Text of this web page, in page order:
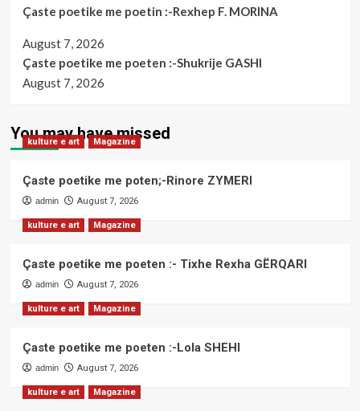
Çaste poetike me poetin :-Rexhep F. MORINA
August 7, 2026
Çaste poetike me poeten :-Shukrije GASHI
August 7, 2026
You may have missed
kulture e art Magazine
Çaste poetike me poten;-Rinore ZYMERI
admin August 7, 2026
kulture e art Magazine
Çaste poetike me poeten :- Tixhe Rexha GËRQARI
admin August 7, 2026
kulture e art Magazine
Çaste poetike me poeten :-Lola SHEHI
admin August 7, 2026
kulture e art Magazine